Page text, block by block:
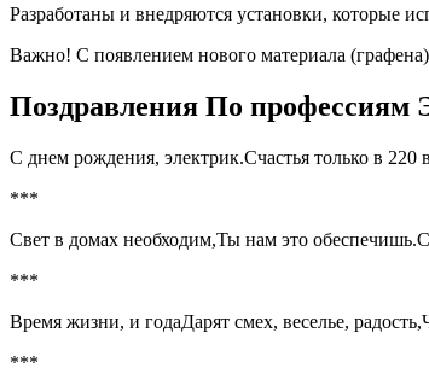
Разработаны и внедряются установки, которые
Важно! С появлением нового материала
Поздравления По профессиям
С днем рождения, электрик.Счастья только в 220
***
Свет в домах необходим,Ты нам это
***
Время жизни, и годаДарят смех, веселье,
***